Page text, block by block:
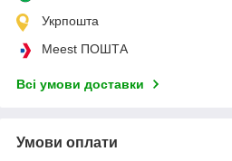
Укрпошта
Meest ПОШТА
Всі умови доставки
Умови оплати